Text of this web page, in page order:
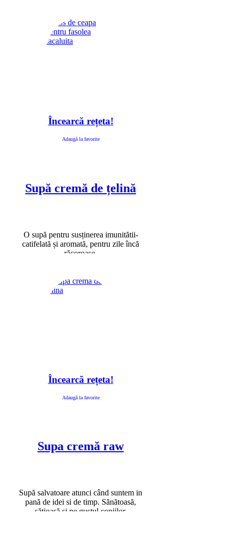
Încearcă rețeta!
Adaugă la favorite
Supă cremă de țelină
O supă pentru susținerea imunitătii-
catifelată și aromată, pentru zile încă
răcoroase.
Încearcă rețeta!
Adaugă la favorite
Supa cremă raw
Supă salvatoare atunci când suntem in
pană de idei si de timp. Sănătoasă,
sățioasă și pe gustul copiilor.